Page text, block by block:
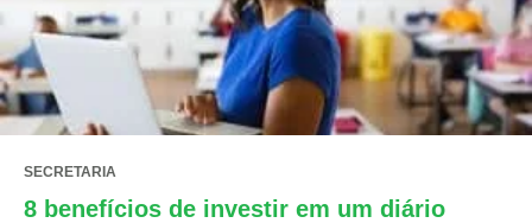
SECRETARIA
8 benefícios de investir em um diário